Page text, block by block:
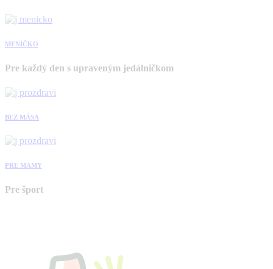
MENÍČKO
Pre každý den s upraveným jedálničkom
BEZ MÄSA
PRE MAMY
Pre šport